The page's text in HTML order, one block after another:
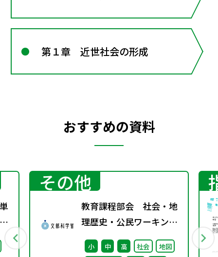
第１章 近世社会の形成
おすすめの資料
その他
教育課程部会 社会・地
理歴史・公民ワーキング
（第10回） 配付資料
小 中 高 社会
地図